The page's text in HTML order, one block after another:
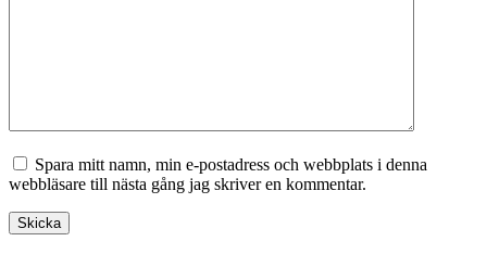
Spara mitt namn, min e-postadress och webbplats i denna
webbläsare till nästa gång jag skriver en kommentar.
Skicka